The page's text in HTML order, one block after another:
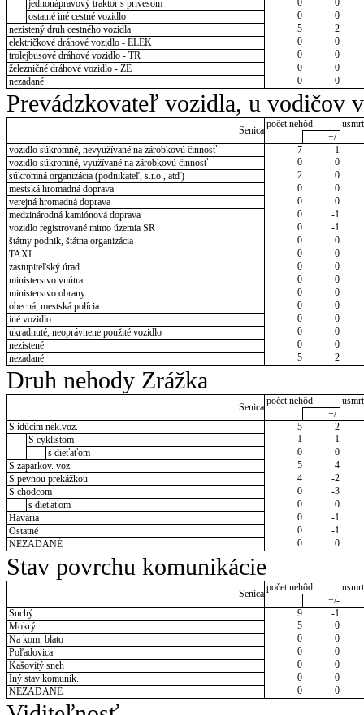
jednonápravový traktor s prívesom
0
0
ostatné iné cestné vozidlo
0
0
nezistený druh cestného vozidla
5
2
električkové dráhové vozidlo - ELEK
0
0
trolejbusové dráhové vozidlo - TR
0
0
železničné dráhové vozidlo - ZE
0
0
nezadané
0 0
Prevádzkovateľ vozidla, u vodičov
Senica
počet nehôd
+/-
vozidlo súkromné, nevyužívané na zárobkovú činnosť
7
1
vozidlo súkromné, využívané na zárobkovú činnosť
0
0
súkromná organizácia (podnikateľ, s.r.o., atď)
2
0
mestská hromadná doprava
0
0
verejná hromadná doprava
0
0
medzinárodná kamiónová doprava
0
-1
vozidlo registrované mimo územia SR
0
-1
štátny podnik, štátna organizácia
0
0
TAXI
0
0
zastupiteľský úrad
0
0
ministerstvo vnútra
0
0
ministerstvo obrany
0
0
obecná, mestská polícia
0
0
iné vozidlo
0
0
ukradnuté, neoprávnene použité vozidlo
0
0
nezistené
0
0
nezadané
5 2
Druh nehody Zrážka
Senica
počet nehôd
+/-
S idúcim nek.voz.
5
2
S cyklistom
1
1
s dieťaťom
0
0
S zaparkov. voz.
5
4
S pevnou prekážkou
4
-2
S chodcom
0
-3
s dieťaťom
0
0
Havária
0
-1
Ostatné
0
-1
NEZADANÉ
0 0
Stav povrchu komunikácie
Senica
počet nehôd
+/-
Suchý
9
-1
Mokrý
5
0
Na kom. blato
0
0
Poľadovica
0
0
Kašovitý sneh
0
0
Iný stav komunik.
0
0
NEZADANÉ
0 0